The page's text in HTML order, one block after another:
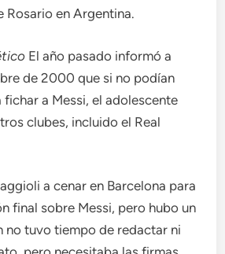
Rosario en Argentina.
El año pasado informó a
de 2000 que si no podían
a Messi, el adolescente
clubes, incluido el Real
a cenar en Barcelona para
final sobre Messi, pero hubo un
no tuvo tiempo de redactar ni